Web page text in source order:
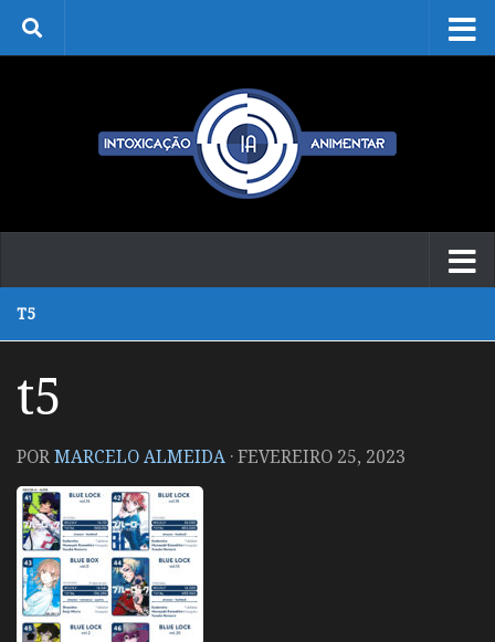
Skip to content
T5
t5
PORMARCELO ALMEIDA ·FEVEREIRO 25, 2023